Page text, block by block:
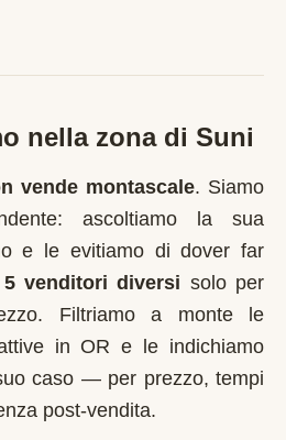
nella zona di Suni
vende montascale. Siamo
ascoltiamo la sua
e le evitiamo di dover far
venditori diversi solo per
Filtriamo a monte le
in OR e le indichiamo
caso — per prezzo, tempi
post-vendita.